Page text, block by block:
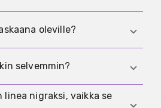
kyse on harmittomasta,
oleville?
näy lainkaan. Näkyvyyteen
selvemmin?
muassa perinnöllinen
linea nigraksi, vaikka se